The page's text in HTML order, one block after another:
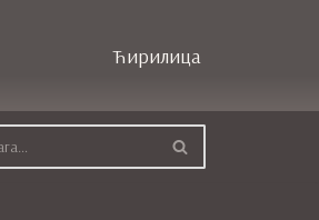
Ћирилица